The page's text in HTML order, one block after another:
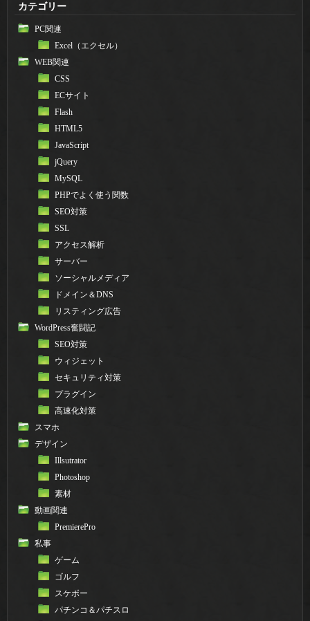
カテゴリー
PC関連
Excel（エクセル）
WEB関連
CSS
ECサイト
Flash
HTML5
JavaScript
jQuery
MySQL
PHPでよく使う関数
SEO対策
SSL
アクセス解析
サーバー
ソーシャルメディア
ドメイン＆DNS
リスティング広告
WordPress奮闘記
SEO対策
ウィジェット
セキュリティ対策
プラグイン
高速化対策
スマホ
デザイン
Illsutrator
Photoshop
素材
動画関連
PremierePro
私事
ゲーム
ゴルフ
スケボー
パチンコ＆パチスロ